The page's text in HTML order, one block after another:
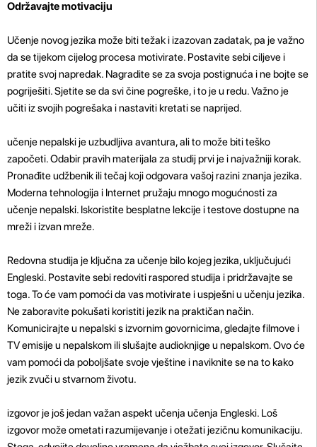
Održavajte motivaciju
Učenje novog jezika može biti težak i izazovan zadatak, pa je važno
da se tijekom cijelog procesa motivirate. Postavite sebi ciljeve i
pratite svoj napredak. Nagradite se za svoja postignuća i ne bojte se
pogriješiti. Sjetite se da svi čine pogreške, i to je u redu. Važno je
učiti iz svojih pogrešaka i nastaviti kretati se naprijed.
učenje nepalski je uzbudljiva avantura, ali to može biti teško
započeti. Odabir pravih materijala za studij prvi je i najvažniji korak.
Pronađite udžbenik ili tečaj koji odgovara vašoj razini znanja jezika.
Moderna tehnologija i Internet pružaju mnogo mogućnosti za
učenje nepalski. Iskoristite besplatne lekcije i testove dostupne na
mreži i izvan mreže.
Redovna studija je ključna za učenje bilo kojeg jezika, uključujući
Engleski. Postavite sebi redoviti raspored studija i pridržavajte se
toga. To će vam pomoći da vas motivirate i uspješni u učenju jezika.
Ne zaboravite pokušati koristiti jezik na praktičan način.
Komunicirajte u nepalski s izvornim govornicima, gledajte filmove i
TV emisije u nepalskom ili slušajte audioknjige u nepalskom. Ovo će
vam pomoći da poboljšate svoje vještine i naviknite se na to kako
jezik zvuči u stvarnom životu.
izgovor je još jedan važan aspekt učenja učenja Engleski. Loš
izgovor može ometati razumijevanje i otežati jezičnu komunikaciju.